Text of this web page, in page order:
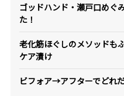
ゴッドハンド・瀬戸口めぐ
た！
老化筋ほぐしのメソッドも
ケア漬け
ビフォア→アフターでどれ